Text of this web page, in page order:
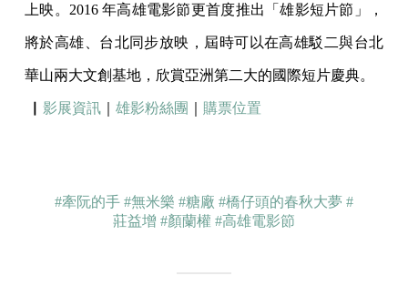
上映。2016 年高雄電影節更首度推出「雄影短片節」，
將於高雄、台北同步放映，屆時可以在高雄駁二與台北
華山兩大文創基地，欣賞亞洲第二大的國際短片慶典。
影展資訊 雄影粉絲團 購票位置
#牽阮的手 #無米樂 #糖廠 #橋仔頭的春秋大夢 #
莊益增 #顏蘭權 #高雄電影節